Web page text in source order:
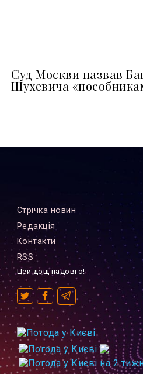
Суд Москви назвав
Шухевича
Стрiчка новин
Редакцiя
Контакти
RSS
Цей дощ надовго!